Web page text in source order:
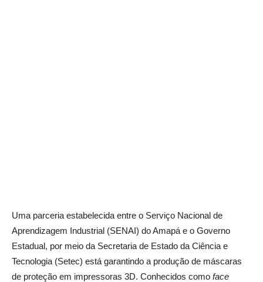
Uma parceria estabelecida entre o Serviço Nacional de
Aprendizagem Industrial (SENAI) do Amapá e o Governo
Estadual, por meio da Secretaria de Estado da Ciência e
Tecnologia (Setec) está garantindo a produção de máscaras
de proteção em impressoras 3D. Conhecidos como face